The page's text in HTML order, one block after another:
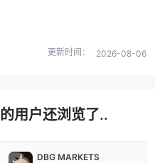
更新时间： 2026-08-06
的用户还浏览了..
DBG MARKETS